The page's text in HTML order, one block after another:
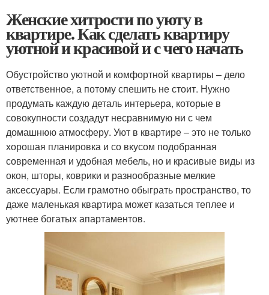
Женские хитрости по уюту в
квартире. Как сделать квартиру
уютной и красивой и с чего начать
Обустройство уютной и комфортной квартиры – дело
ответственное, а потому спешить не стоит. Нужно
продумать каждую деталь интерьера, которые в
совокупности создадут несравнимую ни с чем
домашнюю атмосферу. Уют в квартире – это не только
хорошая планировка и со вкусом подобранная
современная и удобная мебель, но и красивые виды из
окон, шторы, коврики и разнообразные мелкие
аксессуары. Если грамотно обыграть пространство, то
даже маленькая квартира может казаться теплее и
уютнее богатых апартаментов.